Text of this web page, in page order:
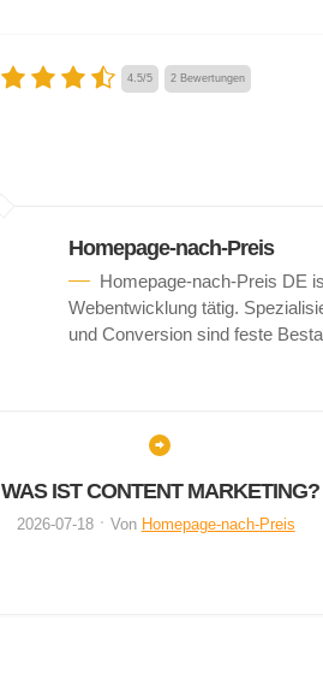
4.5/5 2 Bewertungen
Homepage-nach-Preis
Homepage-nach-Preis DE
Webentwicklung tätig.
und Conversion sind feste
WAS IST CONTENT MARKETING?
2026-07-18 Von Homepage-nach-Preis